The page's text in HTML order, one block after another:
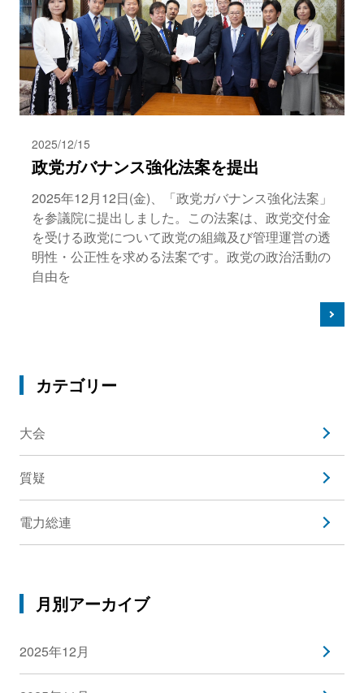
2025/12/15
政党ガバナンス強化法案を提出
2025年12月12日(金)、「政党ガバナンス強化法案」
を参議院に提出しました。この法案は、政党交付金
を受ける政党について政党の組織及び管理運営の透
明性・公正性を求める法案です。政党の政治活動の
自由を
カテゴリー
大会
質疑
電力総連
月別アーカイブ
2025年12月